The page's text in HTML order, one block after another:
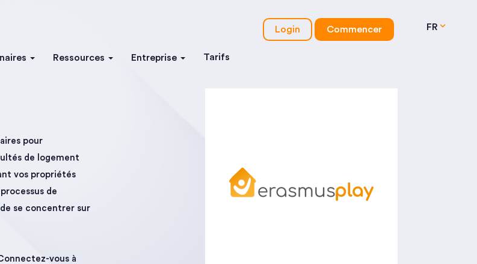
FR
Login Commencer
Ressources Entreprise Tarifs
pour
de logement
vos propriétés
de
se concentrer sur
vous à